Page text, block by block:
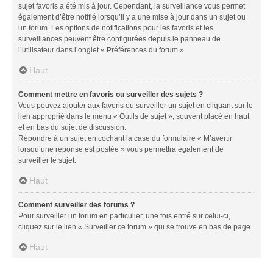
sujet favoris a été mis à jour. Cependant, la surveillance vous permet
également d’être notifié lorsqu’il y a une mise à jour dans un sujet ou
un forum. Les options de notifications pour les favoris et les
surveillances peuvent être configurées depuis le panneau de
l’utilisateur dans l’onglet « Préférences du forum ».
Haut
Comment mettre en favoris ou surveiller des sujets ?
Vous pouvez ajouter aux favoris ou surveiller un sujet en cliquant sur le
lien approprié dans le menu « Outils de sujet », souvent placé en haut
et en bas du sujet de discussion.
Répondre à un sujet en cochant la case du formulaire « M’avertir
lorsqu’une réponse est postée » vous permettra également de
surveiller le sujet.
Haut
Comment surveiller des forums ?
Pour surveiller un forum en particulier, une fois entré sur celui-ci,
cliquez sur le lien « Surveiller ce forum » qui se trouve en bas de page.
Haut